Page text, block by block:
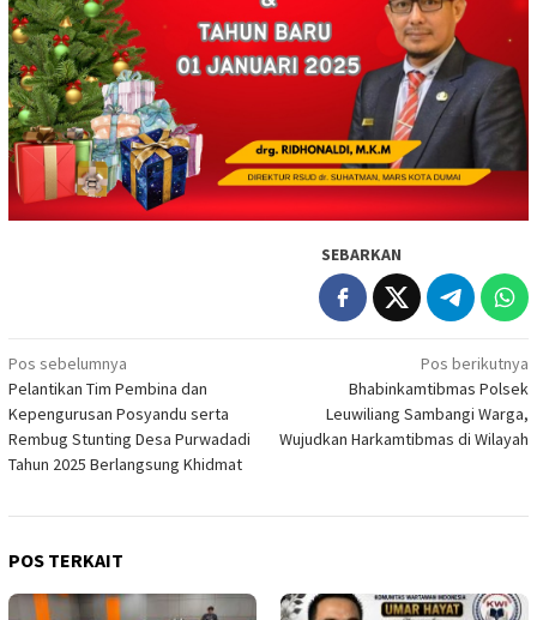
SEBARKAN
Navigasi
pos
Pos sebelumnya
Pelantikan Tim Pembina dan
Kepengurusan Posyandu serta
Rembug Stunting Desa Purwadadi
Tahun 2025 Berlangsung Khidmat
Pos berikutnya
Bhabinkamtibmas Polsek
Leuwiliang Sambangi Warga,
Wujudkan Harkamtibmas di Wilayah
POS TERKAIT